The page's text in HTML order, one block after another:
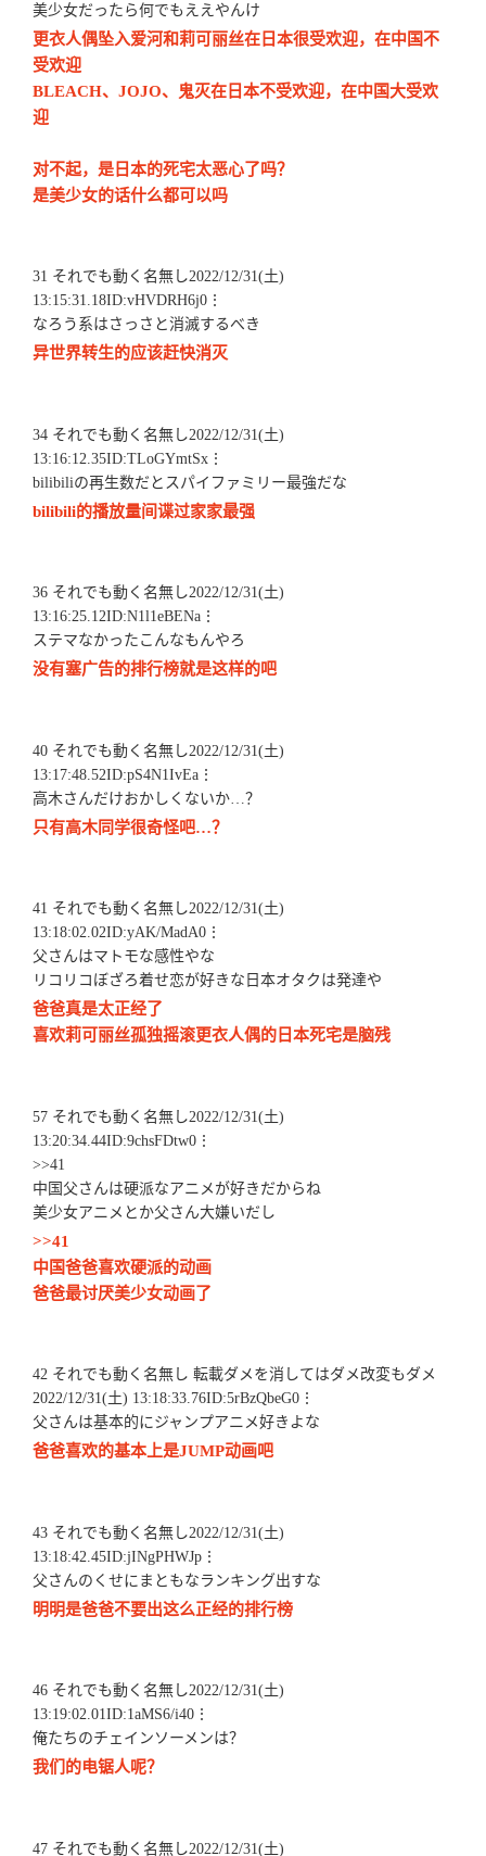
美少女だったら何でもええやんけ
更衣人偶坠入爱河和莉可丽丝在日本很受欢迎，在中国不
受欢迎
BLEACH、JOJO、鬼灭在日本不受欢迎，在中国大受欢
迎
对不起，是日本的死宅太恶心了吗？
是美少女的话什么都可以吗
31 それでも動く名無し2022/12/31(土)
13:15:31.18ID:vHVDRH6j0⋮
なろう系はさっさと消滅するべき
异世界转生的应该赶快消灭
34 それでも動く名無し2022/12/31(土)
13:16:12.35ID:TLoGYmtSx⋮
bilibiliの再生数だとスパイファミリー最強だな
bilibili的播放量间谍过家家最强
36 それでも動く名無し2022/12/31(土)
13:16:25.12ID:N1l1eBENa⋮
ステマなかったこんなもんやろ
没有塞广告的排行榜就是这样的吧
40 それでも動く名無し2022/12/31(土)
13:17:48.52ID:pS4N1IvEa⋮
高木さんだけおかしくないか…？
只有高木同学很奇怪吧…？
41 それでも動く名無し2022/12/31(土)
13:18:02.02ID:yAK/MadA0⋮
父さんはマトモな感性やな
リコリコぼざろ着せ恋が好きな日本オタクは発達や
爸爸真是太正经了
喜欢莉可丽丝孤独摇滚更衣人偶的日本死宅是脑残
57 それでも動く名無し2022/12/31(土)
13:20:34.44ID:9chsFDtw0⋮
>>41
中国父さんは硬派なアニメが好きだからね
美少女アニメとか父さん大嫌いだし
>>41
中国爸爸喜欢硬派的动画
爸爸最讨厌美少女动画了
42 それでも動く名無し 転載ダメを消してはダメ改変もダメ
2022/12/31(土) 13:18:33.76ID:5rBzQbeG0⋮
父さんは基本的にジャンプアニメ好きよな
爸爸喜欢的基本上是JUMP动画吧
43 それでも動く名無し2022/12/31(土)
13:18:42.45ID:jINgPHWJp⋮
父さんのくせにまともなランキング出すな
明明是爸爸不要出这么正经的排行榜
46 それでも動く名無し2022/12/31(土)
13:19:02.01ID:1aMS6/i40⋮
俺たちのチェインソーメンは？
我们的电锯人呢？
47 それでも動く名無し2022/12/31(土)